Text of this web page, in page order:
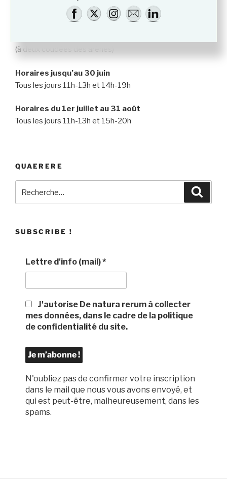
(à deux coudées des arènes)
Horaires jusqu’au 30 juin
Tous les jours 11h-13h et 14h-19h
Horaires du 1er juillet au 31 août
Tous les jours 11h-13h et 15h-20h
QUAERERE
SUBSCRIBE !
Lettre d'info (mail)*
J'autorise De natura rerum à collecter
mes données, dans le cadre de la politique
de confidentialité du site.
N'oubliez pas de confirmer votre inscription
dans le mail que nous vous avons envoyé, et
qui est peut-être, malheureusement, dans les
spams.